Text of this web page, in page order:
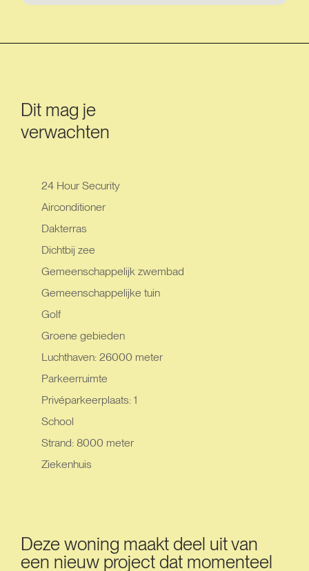
Dit mag je
verwachten
24 Hour Security
Airconditioner
Dakterras
Dichtbij zee
Gemeenschappelijk zwembad
Gemeenschappelijke tuin
Golf
Groene gebieden
Luchthaven: 26000 meter
Parkeerruimte
Privéparkeerplaats: 1
School
Strand: 8000 meter
Ziekenhuis
Deze woning maakt deel uit van
een nieuw project dat momenteel